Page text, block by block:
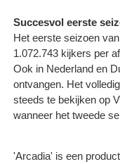
Succesvol eerste
Het eerste seizoen
1.072.743 kijkers per
Ook in Nederland en
ontvangen. Het
steeds te bekijken op
wanneer het tweede
'Arcadia' is een